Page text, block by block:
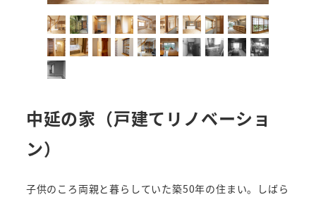
中延の家（戸建てリノベーショ
ン）
子供のころ両親と暮らしていた築50年の住まい。しばら